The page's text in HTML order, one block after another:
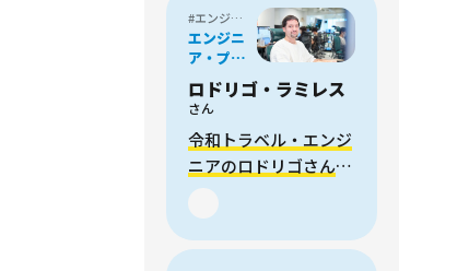
#エンジニア・プログラマー
エンジニ
ア・プロ
グラマー
ロドリゴ・ラミレス
さん
令和トラベル・エンジ
ニアのロドリゴさん
「旅行予約のDX化は
難しいからこそワクワ
クします」